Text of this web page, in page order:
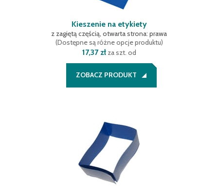
Kieszenie na etykiety
z zagiętą częścią, otwarta strona: prawa
(Dostępne są różne opcje produktu)
17,37 złza szt. od
ZOBACZ PRODUKT